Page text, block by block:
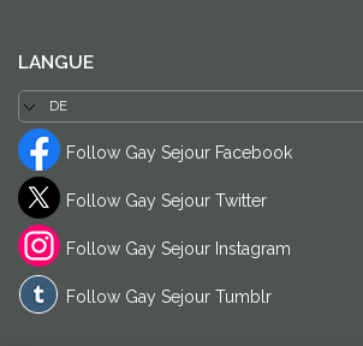
LANGUE
Follow Gay Sejour Facebook
Follow Gay Sejour Twitter
Follow Gay Sejour Instagram
Follow Gay Sejour Tumblr